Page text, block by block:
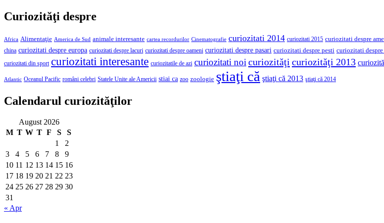
Curiozităţi despre
Africa Alimentaţie America de Sud animale interesante cartea recordurilor Cinematografie curiozitati 2014 curiozitati 2015 curiozitati despre
china curiozitati despre europa curiozitati despre lacuri curiozitati despre oameni curiozitati despre pasari curiozitati despre pesti curiozitati
curiozitati din sport curiozitati interesante curiozitatile de azi curiozitati noicuriozităţi curiozităţi 2013
Atlantic Oceanul Pacific români celebri Statele Unite ale Americii stiai ca zoo zoologie ştiaţi că ştiaţi că 2013 ştiaţi că 2014
Calendarul curiozităţilor
August 2026
M T W T F S
S
1
2
3
4 5 6 7 8
9
10 11 12 13 14 15 16
17 18 19 20 21 22 23
24 25 26 27 28 29 30
31
« Apr